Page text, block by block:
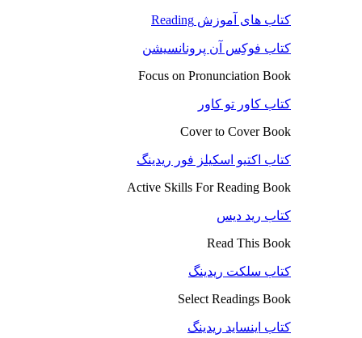
کتاب های آموزش Reading
کتاب فوکِس آن پرونانسیشن
Focus on Pronunciation Book
کتاب کاور تو کاور
Cover to Cover Book
کتاب اکتیو اسکیلز فور ریدینگ
Active Skills For Reading Book
کتاب رید دیس
Read This Book
کتاب سلکت ریدینگ
Select Readings Book
کتاب اینساید ریدینگ